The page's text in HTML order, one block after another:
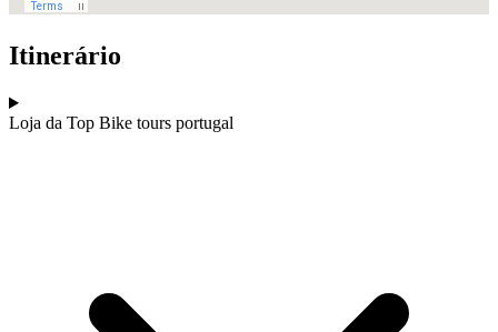
Trás-os-Montes e Alto Douro de Bicicleta - Top Bike Tours
7 Dias|5/5
Itinerário
Loja da Top Bike tours portugal